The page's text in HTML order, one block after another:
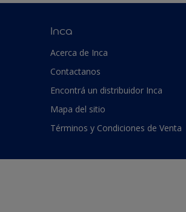
Inca
Acerca de Inca
Contactanos
Encontrá un distribuidor Inca
Mapa del sitio
Términos y Condiciones de Venta